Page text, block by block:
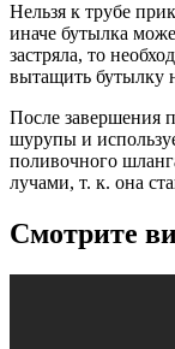
Нельзя к трубе
иначе бутылка
застряла, то
вытащить бутылку
После завершения
шурупы и
поливочного
лучами, т. к. она
Смотрите